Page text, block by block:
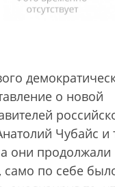
о новой
Чубайс и
они продолжали
само по себе